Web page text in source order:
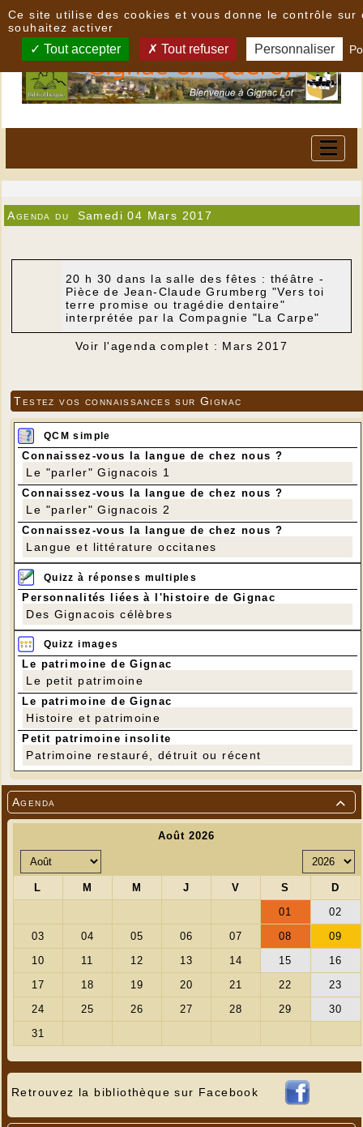

Agenda
Retrouvez la bibliothèque sur Facebook
Agenda du Samedi 04 Mars 2017
20 h 30 dans la salle des fêtes : théâtre -
Pièce de Jean-Claude Grumberg "Vers toi
terre promise ou tragédie dentaire"
interprétée par la Compagnie "La Carpe"
Voir l'agenda complet : Mars 2017
Testez vos connaissances sur Gignac
QCM simple
Connaissez-vous la langue de chez nous ?
Le "parler" Gignacois 1
Connaissez-vous la langue de chez nous ?
Le "parler" Gignacois 2
Connaissez-vous la langue de chez nous ?
Langue et littérature occitanes
Quizz à réponses multiples
Personnalités liées à l'histoire de Gignac
Des Gignacois célèbres
Quizz images
Le patrimoine de Gignac
Le petit patrimoine
Le patrimoine de Gignac
Histoire et patrimoine
Petit patrimoine insolite
Patrimoine restauré, détruit ou récent
Ce site utilise des cookies et vous donne le contrôle sur
souhaitez activer
Tout accepter Tout refuser Personnaliser